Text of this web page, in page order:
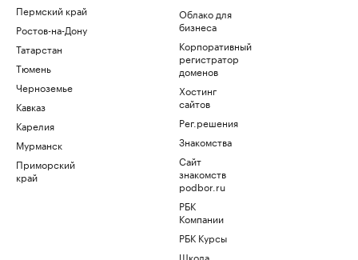
Пермский край
Ростов-на-Дону
Татарстан
Тюмень
Черноземье
Кавказ
Карелия
Мурманск
Приморский
край
Облако для
бизнеса
Корпоративный
регистратор
доменов
Хостинг
сайтов
Рег.решения
Знакомства
Сайт
знакомств
podbor.ru
РБК
Компании
РБК Курсы
Школа